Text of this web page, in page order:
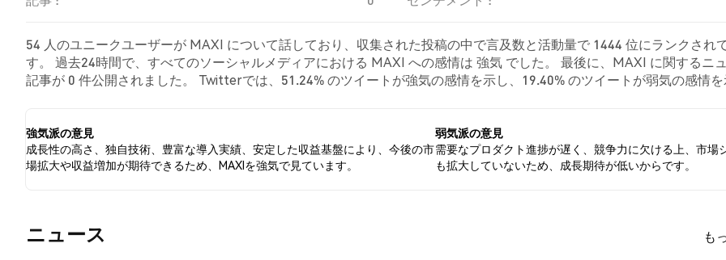
54 人のユニークユーザーが MAXI について話しており、収集された投稿の中で言及数と活動量で 1444 位にランクされ
す。 過去24時間で、すべてのソーシャルメディアにおける MAXI への感情は 強気 でした。 最後に、MAXI に関するニ
記事が 0 件公開されました。 Twitterでは、51.24% のツイートが強気の感情を示し、19.40% のツイートが弱気の感情を
強気派の意見
成長性の高さ、独自技術、豊富な導入実績、安定した収益基盤により、今後の市
場拡大や収益増加が期待できるため、MAXIを強気で見ています。
弱気派の意見
需要なプロダクト進捗が遅く、競争力に欠ける上、市場
も拡大していないため、成長期待が低いからです。
​​ニュース​​ も